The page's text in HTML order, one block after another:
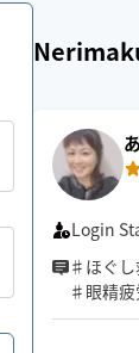
Login
♯ほぐ
♯眼精